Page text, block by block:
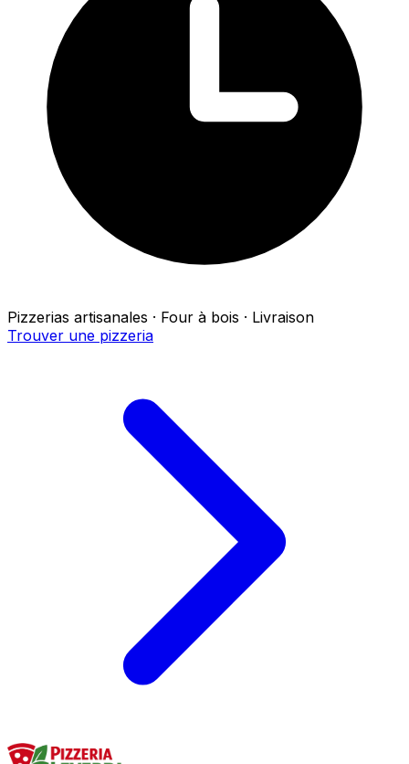
Pizzerias artisanales · Four à bois · Livraison
Trouver une pizzeria